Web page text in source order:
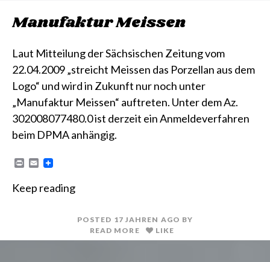
Manufaktur Meissen
Laut Mitteilung der Sächsischen Zeitung vom
22.04.2009 „streicht Meissen das Porzellan aus dem
Logo“ und wird in Zukunft nur noch unter
„Manufaktur Meissen“ auftreten. Unter dem Az.
302008077480.0 ist derzeit ein Anmeldeverfahren
beim DPMA anhängig.
P
n
E
i
Keep reading
POSTED 17 JAHREN AGO BY
READ MORE
LIKE